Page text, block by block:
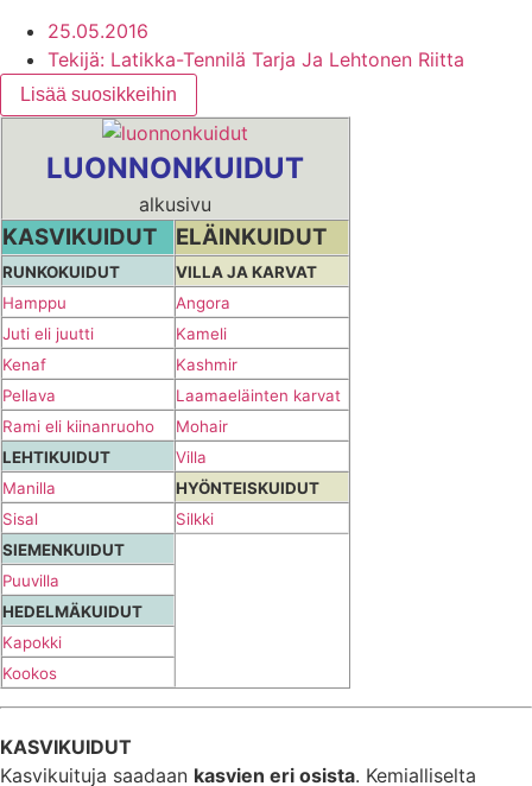
25.05.2016
Tekijä: Latikka-Tennilä Tarja Ja Lehtonen Riitta
Lisää suosikkeihin
LUONNONKUIDUT
alkusivu
KASVIKUIDUT ELÄINKUIDUT
RUNKOKUIDUT
VILLA JA KARVAT
Hamppu
Angora
Juti eli juutti
Kameli
Kenaf
Kashmir
Pellava
Laamaeläinten karvat
Rami eli kiinanruoho
Mohair
LEHTIKUIDUT
Villa
Manilla
HYÖNTEISKUIDUT
Sisal
Silkki
SIEMENKUIDUT
Puuvilla
HEDELMÄKUIDUT
Kapokki
Kookos
KASVIKUIDUT
Kasvikuituja saadaan kasvien eri osista. Kemialliselta